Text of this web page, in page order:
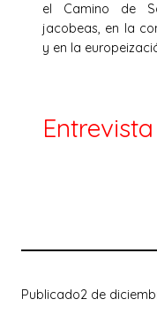
el Camino de
jacobeas, en la
y en la
Publicado2 de